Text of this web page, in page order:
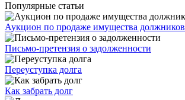
Популярные статьи
Аукцион по продаже имущества должников
Письмо-претензия о задолженности
Переуступка долга
Как забрать долг